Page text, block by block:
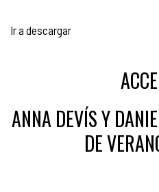
Reproductor
Ir a descargar
ANNA DEVÍS Y
DE